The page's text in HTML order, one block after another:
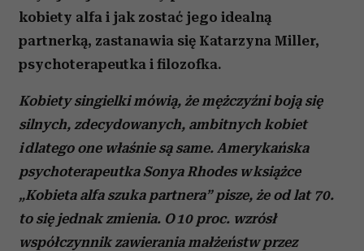
kobiety alfa i jak zostać jego idealną
partnerką, zastanawia się Katarzyna Miller,
psychoterapeutka i filozofka.
Kobiety singielki mówią, że mężczyźni boją się
silnych, zdecydowanych, ambitnych kobiet
i dlatego one właśnie są same. Amerykańska
psychoterapeutka Sonya Rhodes w książce
„Kobieta alfa szuka partnera” pisze, że od lat 70.
to się jednak zmienia. O 10 proc. wzrósł
współczynnik zawierania małżeństw przez